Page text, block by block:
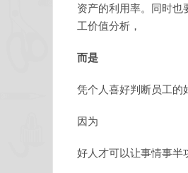
资产的利用率。同时也
工价值分析，
而是
凭个人喜好判断员工的
因为
好人才可以让事情事半